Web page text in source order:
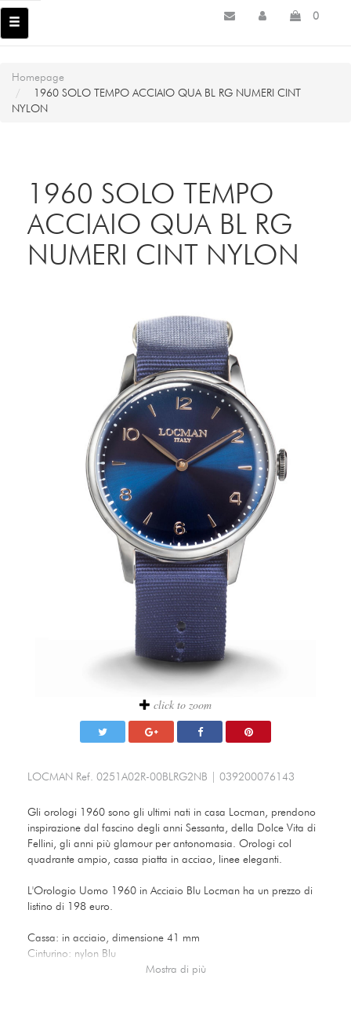
0
Homepage
1960 SOLO TEMPO ACCIAIO QUA BL RG NUMERI CINT
NYLON
1960 SOLO TEMPO
ACCIAIO QUA BL RG
NUMERI CINT NYLON
click to zoom
LOCMAN Ref. 0251A02R-00BLRG2NB 039200076143
Gli orologi 1960 sono gli ultimi nati in casa Locman, prendono
inspirazione dal fascino degli anni Sessanta, della Dolce Vita di
Fellini, gli anni più glamour per antonomasia. Orologi col
quadrante ampio, cassa piatta in acciao, linee eleganti.
L'Orologio Uomo 1960 in Acciaio Blu Locman ha un prezzo di
listino di 198 euro.
Cassa: in acciaio, dimensione 41 mm
Cinturino: nylon Blu
Mostra di più